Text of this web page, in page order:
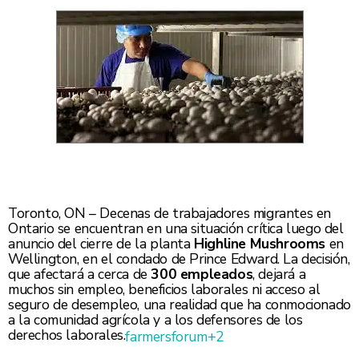
Toronto, ON – Decenas de trabajadores migrantes en
Ontario se encuentran en una situación crítica luego del
anuncio del cierre de la planta Highline Mushrooms en
Wellington, en el condado de Prince Edward. La decisión,
que afectará a cerca de300 empleados, dejará a
muchos sin empleo, beneficios laborales ni acceso al
seguro de desempleo, una realidad que ha conmocionado
a la comunidad agrícola y a los defensores de los
derechos laborales.farmersforum+2